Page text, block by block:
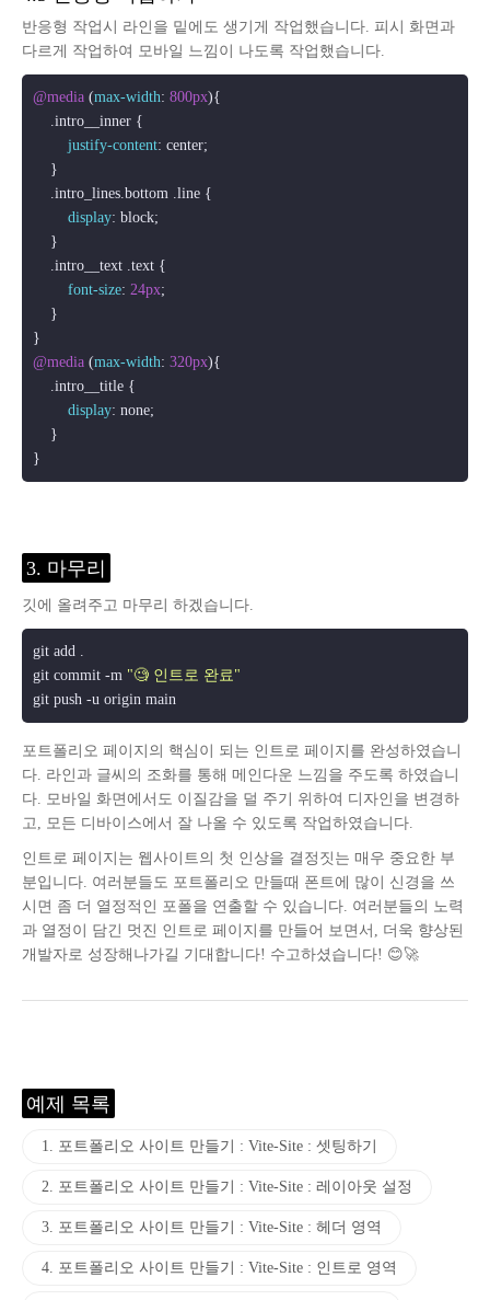
반응형 작업시 라인을 밑에도 생기게 작업했습니다. 피시 화면과
다르게 작업하여 모바일 느낌이 나도록 작업했습니다.
@media (max-width: 800px){
.intro__inner {
justify-content: center;
    }
.intro_lines.bottom .line {
display: block;
    }
.intro__text .text {
font-size: 24px;
    }
@media (max-width: 320px){
.intro__title {
display: none;
    }
3. 마무리
깃에 올려주고 마무리 하겠습니다.
git add .
git commit -m "🧐 인트로 완료"
포트폴리오 페이지의 핵심이 되는 인트로 페이지를 완성하였습니
다. 라인과 글씨의 조화를 통해 메인다운 느낌을 주도록 하였습니
다. 모바일 화면에서도 이질감을 덜 주기 위하여 디자인을 변경하
고, 모든 디바이스에서 잘 나올 수 있도록 작업하였습니다.
인트로 페이지는 웹사이트의 첫 인상을 결정짓는 매우 중요한 부
분입니다. 여러분들도 포트폴리오 만들때 폰트에 많이 신경을 쓰
시면 좀 더 열정적인 포폴을 연출할 수 있습니다. 여러분들의 노력
과 열정이 담긴 멋진 인트로 페이지를 만들어 보면서, 더욱 향상된
개발자로 성장해나가길 기대합니다! 수고하셨습니다! 😊🚀
예제 목록
1. 포트폴리오 사이트 만들기 : Vite-Site : 셋팅하기
2. 포트폴리오 사이트 만들기 : Vite-Site : 레이아웃 설정
3. 포트폴리오 사이트 만들기 : Vite-Site : 헤더 영역
4. 포트폴리오 사이트 만들기 : Vite-Site : 인트로 영역